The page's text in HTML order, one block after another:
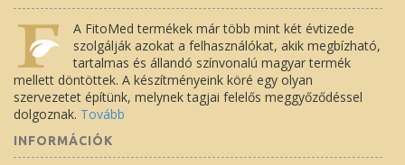
A FitoMed termékek már több mint két évtizede
szolgálják azokat a felhasználókat, akik megbízható,
tartalmas és állandó színvonalú magyar termék
mellett döntöttek. A készítményeink köré egy olyan
szervezetet építünk, melynek tagjai felelős meggyőződéssel
dolgoznak. Tovább
INFORMÁCIÓK